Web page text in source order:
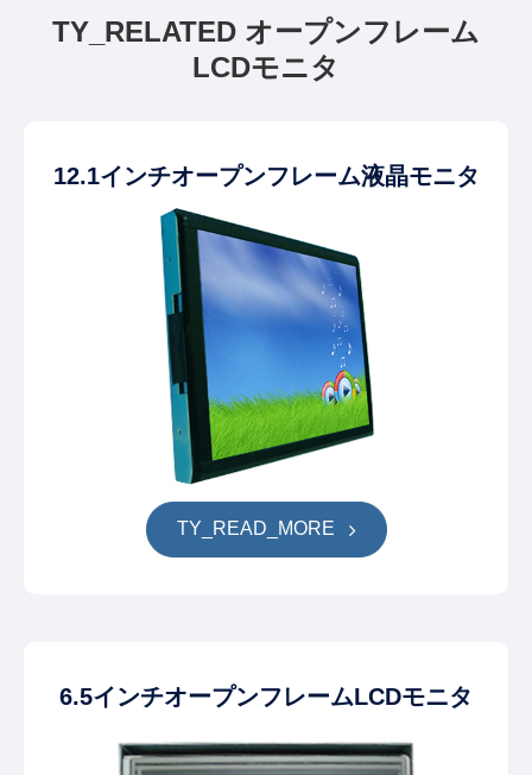
TY_RELATED オープンフレーム
LCDモニタ
12.1インチオープンフレーム液晶モニタ
TY_READ_MORE
6.5インチオープンフレームLCDモニタ